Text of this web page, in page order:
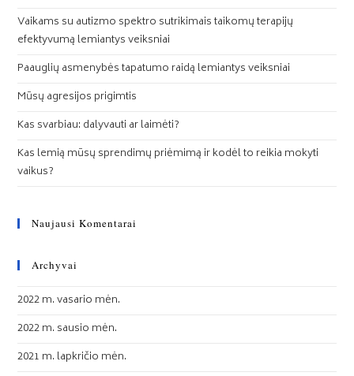
Vaikams su autizmo spektro sutrikimais taikomų terapijų
efektyvumą lemiantys veiksniai
Paauglių asmenybės tapatumo raidą lemiantys veiksniai
Mūsų agresijos prigimtis
Kas svarbiau: dalyvauti ar laimėti?
Kas lemią mūsų sprendimų priėmimą ir kodėl to reikia mokyti
vaikus?
Naujausi Komentarai
Archyvai
2022 m. vasario mėn.
2022 m. sausio mėn.
2021 m. lapkričio mėn.